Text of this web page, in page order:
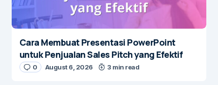
Cara Membuat Presentasi PowerPoint
untuk Penjualan Sales Pitch yang Efektif
0 August 6, 2026 3 min read